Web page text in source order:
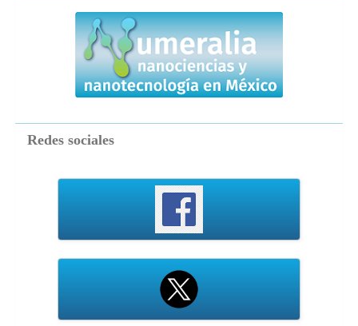
numeralia
Redes sociales